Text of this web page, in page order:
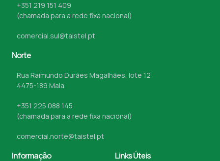
+351 219 151 409
(chamada para a rede fixa nacional)
comercial.sul@taistel.pt
Norte
Rua Raimundo Durães Magalhães, lote 12
4475-189 Maia
+351 225 088 145
(chamada para a rede fixa nacional)
comercial.norte@taistel.pt
Informação Links Úteis